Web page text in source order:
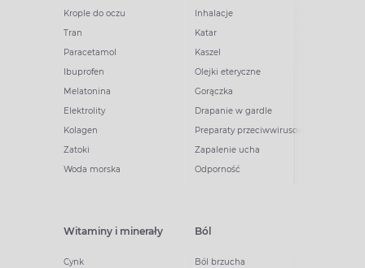
Krople do oczu
Tran
Paracetamol
Ibuprofen
Melatonina
Elektrolity
Kolagen
Zatoki
Woda morska
Inhalacje
Katar
Kaszel
Olejki eteryczne
Gorączka
Drapanie w gardle
Preparaty przeciwwirusowe
Zapalenie ucha
Odporność
Witaminy i minerały
Cynk
Ból
Ból brzucha